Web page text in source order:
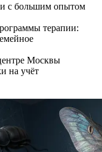
с большим опытом
терапии:
Москвы
на учёт